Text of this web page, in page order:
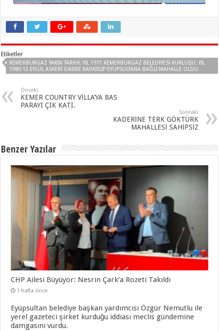
Etiketler
KEMERBURGAZ YAKIN TARIHI; YIL 1971 KEMERBURGAZ BELEDIYESI KURLUŞU. YIL
1980 12 EYLÜL ASKERI DARBE KAPATILIP EYÜPSULTANA BAĞLI MAHALLE OLDU
Önceki
KEMER COUNTRY VİLLA’YA BAS
PARAYI ÇIK KATI.
Sonraki
KADERİNE TERK GÖKTÜRK
MAHALLESİ SAHİPSİZ
Benzer Yazılar
CHP Ailesi Büyüyor: Nesrin Çark’a Rozeti Takıldı
1 hafta önce
Eyüpsultan belediye başkan yardımcısı Özgür Nemutlu ile
yerel gazeteci şirket kurduğu iddiası meclis gündemine
damgasını vurdu.